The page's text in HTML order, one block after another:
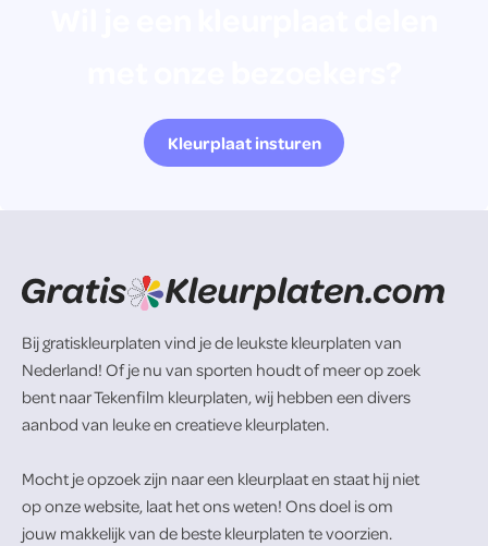
Kleurplaat insturen
Bij gratiskleurplaten vind je de leukste kleurplaten van
Nederland! Of je nu van sporten houdt of meer op zoek
bent naar Tekenfilm kleurplaten, wij hebben een divers
aanbod van leuke en creatieve kleurplaten.
Mocht je opzoek zijn naar een kleurplaat en staat hij niet
op onze website, laat het ons weten! Ons doel is om
jouw makkelijk van de beste kleurplaten te voorzien.